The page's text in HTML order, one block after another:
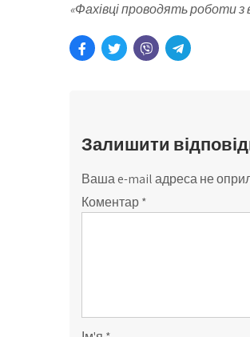
«Фахівці проводять роботи
Залишити
Ваша e-mail адреса не
Коментар*